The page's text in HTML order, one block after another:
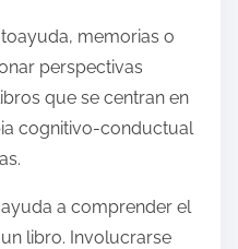
memorias o
perspectivas
que se centran en
cognitivo-conductual
a comprender el
libro. Involucrarse